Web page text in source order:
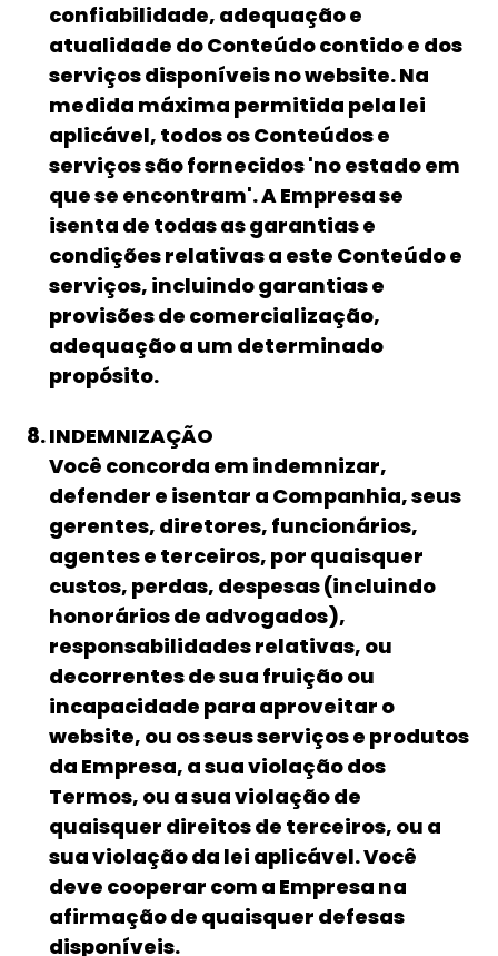
confiabilidade, adequação e
atualidade do Conteúdo contido e dos
serviços disponíveis no website. Na
medida máxima permitida pela lei
aplicável, todos os Conteúdos e
serviços são fornecidos 'no estado em
que se encontram'. A Empresa se
isenta de todas as garantias e
condições relativas a este Conteúdo e
serviços, incluindo garantias e
provisões de comercialização,
adequação a um determinado
propósito.
INDEMNIZAÇÃO
Você concorda em indemnizar,
defender e isentar a Companhia, seus
gerentes, diretores, funcionários,
agentes e terceiros, por quaisquer
custos, perdas, despesas (incluindo
honorários de advogados),
responsabilidades relativas, ou
decorrentes de sua fruição ou
incapacidade para aproveitar o
website, ou os seus serviços e produtos
da Empresa, a sua violação dos
Termos, ou a sua violação de
quaisquer direitos de terceiros, ou a
sua violação da lei aplicável. Você
deve cooperar com a Empresa na
afirmação de quaisquer defesas
disponíveis.